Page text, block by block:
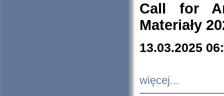
Call for
Materiały
13.03.2025
więcej...